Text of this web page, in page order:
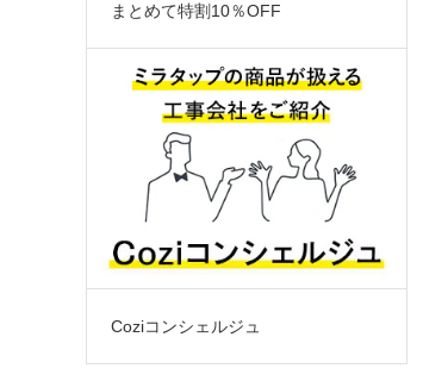
まとめて特割10％OFF
Coziコンシェルジュ